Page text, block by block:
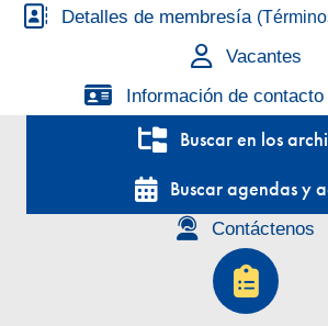
Detalles de membresía
Vacantes
Información de
Buscar en los
Buscar agendas y
Contáctenos